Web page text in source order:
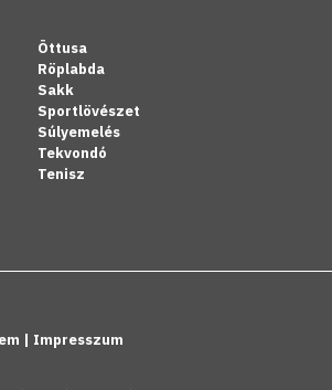
Öttusa
Röplabda
Sakk
Sportlövészet
Súlyemelés
Tekvondó
Tenisz
| Impresszum